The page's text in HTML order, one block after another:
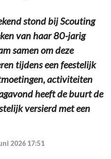
stond bij Scouting
van haar 80-jarig
samen om deze
tijdens een feestelijk
activiteiten
heeft de buurt de
versierd met een
2026 17:51